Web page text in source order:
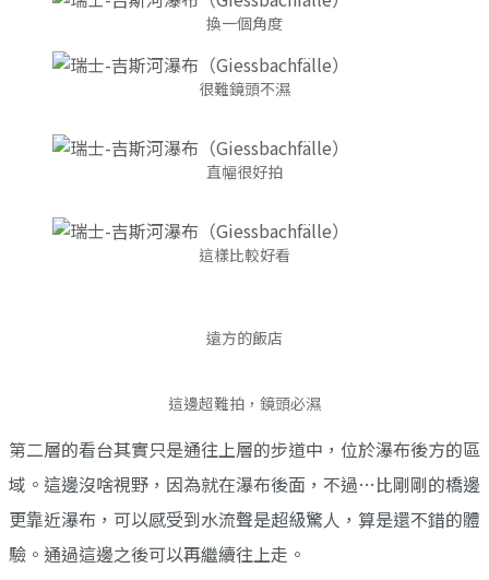
換一個角度
很難鏡頭不濕
直幅很好拍
這樣比較好看
遠方的飯店
這邊超難拍，鏡頭必濕
第二層的看台其實只是通往上層的步道中，位於瀑布後方的區
域。這邊沒啥視野，因為就在瀑布後面，不過…比剛剛的橋邊
更靠近瀑布，可以感受到水流聲是超級驚人，算是還不錯的體
驗。通過這邊之後可以再繼續往上走。